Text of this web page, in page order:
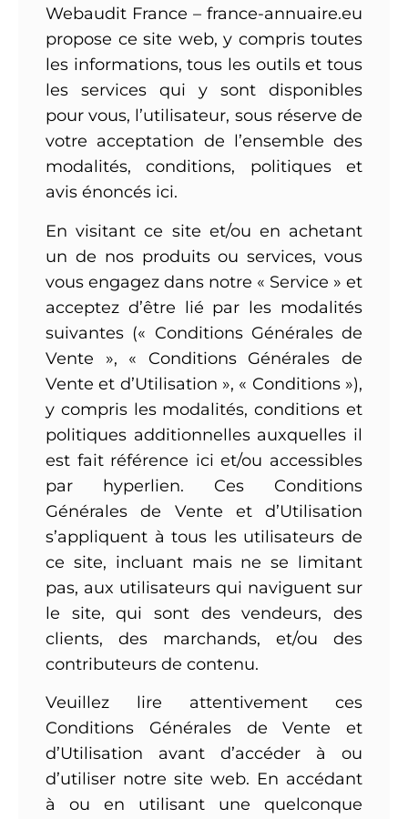
Webaudit France – france-annuaire.eu
propose ce site web, y compris toutes
les informations, tous les outils et tous
les services qui y sont disponibles
pour vous, l’utilisateur, sous réserve de
votre acceptation de l’ensemble des
modalités, conditions, politiques et
avis énoncés ici.
En visitant ce site et/ou en achetant
un de nos produits ou services, vous
vous engagez dans notre « Service » et
acceptez d’être lié par les modalités
suivantes (« Conditions Générales de
Vente », « Conditions Générales de
Vente et d’Utilisation », « Conditions »),
y compris les modalités, conditions et
politiques additionnelles auxquelles il
est fait référence ici et/ou accessibles
par hyperlien. Ces Conditions
Générales de Vente et d’Utilisation
s’appliquent à tous les utilisateurs de
ce site, incluant mais ne se limitant
pas, aux utilisateurs qui naviguent sur
le site, qui sont des vendeurs, des
clients, des marchands, et/ou des
contributeurs de contenu.
Veuillez lire attentivement ces
Conditions Générales de Vente et
d’Utilisation avant d’accéder à ou
d’utiliser notre site web. En accédant
à ou en utilisant une quelconque